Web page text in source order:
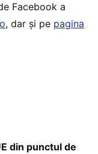
Facebook a
, dar și pe pagina
din punctul de